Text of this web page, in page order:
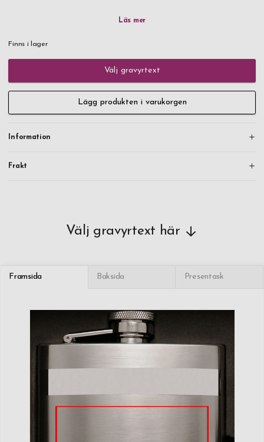
Finns i lager
Välj gravyrtext
Lägg produkten i varukorgen
Information
Frakt
Välj gravyrtext här
Framsida Baksida Presentask